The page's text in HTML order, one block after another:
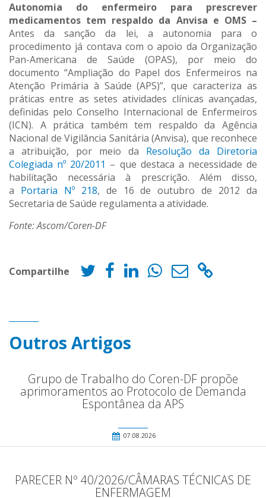
Autonomia do enfermeiro para prescrever
medicamentos tem respaldo da Anvisa e OMS –
Antes da sanção da lei, a autonomia para o
procedimento já contava com o apoio da Organização
Pan-Americana de Saúde (OPAS), por meio do
documento “Ampliação do Papel dos Enfermeiros na
Atenção Primária à Saúde (APS)”, que caracteriza as
práticas entre as setes atividades clínicas avançadas,
definidas pelo Conselho Internacional de Enfermeiros
(ICN). A prática também tem respaldo da Agência
Nacional de Vigilância Sanitária (Anvisa), que reconhece
a atribuição, por meio da Resolução da Diretoria
Colegiada nº 20/2011 – que destaca a necessidade de
habilitação necessária à prescrição. Além disso,
a Portaria Nº 218, de 16 de outubro de 2012 da
Secretaria de Saúde regulamenta a atividade.
Fonte: Ascom/Coren-DF
Compartilhe
Outros Artigos
Grupo de Trabalho do Coren-DF propõe
aprimoramentos ao Protocolo de Demanda
Espontânea da APS
07.08.2026
PARECER Nº 40/2026/CÂMARAS TÉCNICAS DE
ENFERMAGEM